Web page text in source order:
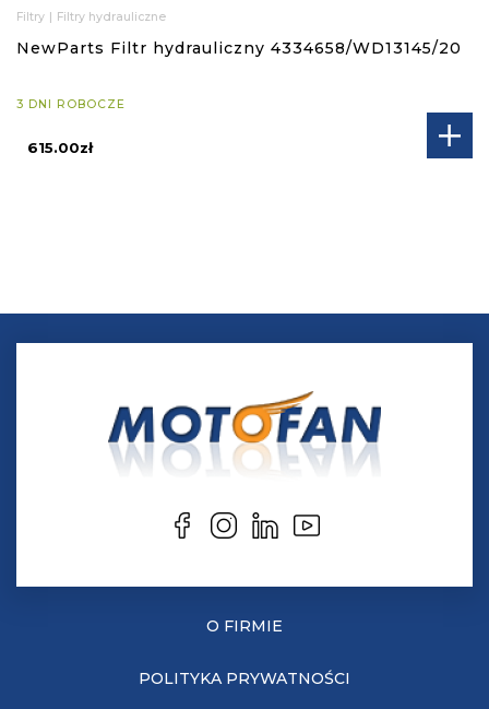
Filtry Filtry hydrauliczne
NewParts Filtr hydrauliczny 4334658/WD13145/20
3 DNI ROBOCZE
615.00zł
O FIRMIE
POLITYKA PRYWATNOŚCI